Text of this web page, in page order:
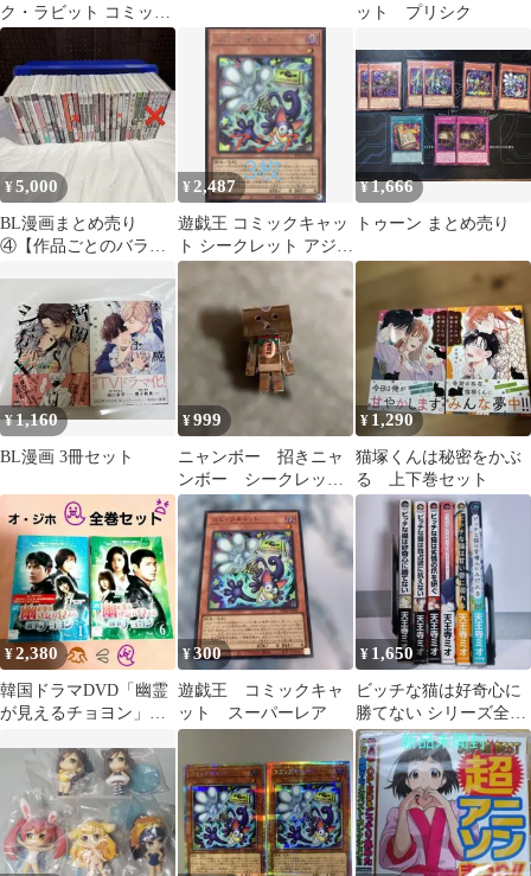
ク・ラビット コミッ
ク・キャットセットウ
ルトラシークレット
ット プリシク
¥5,000
BL漫画まとめ売り
④【作品ごとのバラ売
¥ 2,487
遊戯王 コミックキャッ
ト シークレット アジア
版 3枚
¥1,666
トゥーン まとめ売り
¥1,160
BL漫画 3冊セット
¥999
ニャンボー 招きニャ
ンボー シークレッ
ト フィギュア おも
ちゃ 財運出世 猫
金
¥ 1,290
猫塚くんは秘密をかぶ
る 上下巻セット
¥2,380
韓国ドラマDVD「幽霊
が見えるチョヨン」
¥300
遊戯王 コミックキャ
ット スーパーレア
¥ 1,650
ビッチな猫は好奇心に
勝てない シリーズ全6
巻 天王寺ミオ